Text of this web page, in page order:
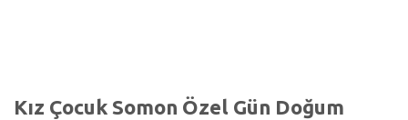
Kız Çocuk Somon Özel Gün Doğum